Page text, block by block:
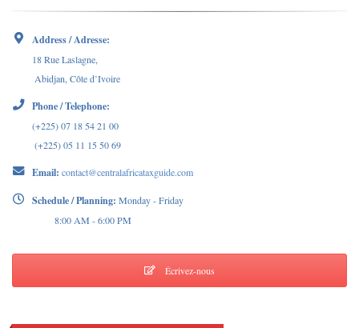
Address / Adresse:
18 Rue Laslagne,
Abidjan, Côte d’Ivoire
Phone / Telephone:
(+225) 07 18 54 21 00
(+225) 05 11 15 50 69
Email: contact@centralafricataxguide.com
Schedule / Planning: Monday - Friday
8:00 AM - 6:00 PM
Écrivez-nous